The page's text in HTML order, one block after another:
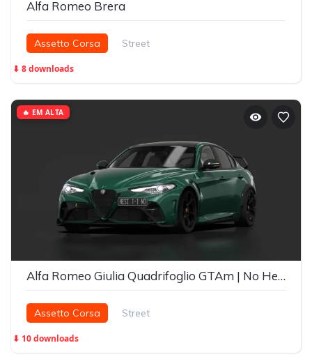
Alfa Romeo Brera
Assetto Corsa Street
⬇ 8 downloads
Alfa Romeo Giulia Quadrifoglio GTAm | No Hesi Tuned
Assetto Corsa Street
⬇ 10 downloads
🔥 EM ALTA